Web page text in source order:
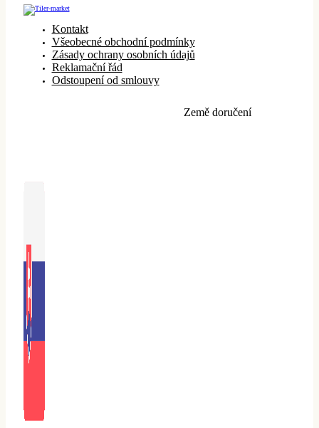
Kontakt
Všeobecné obchodní podmínky
Zásady ochrany osobních údajů
Reklamační řád
Odstoupení od smlouvy
Země doručení